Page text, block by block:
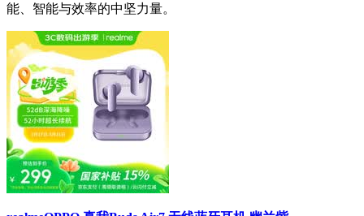
能、智能与效率的中坚力量。